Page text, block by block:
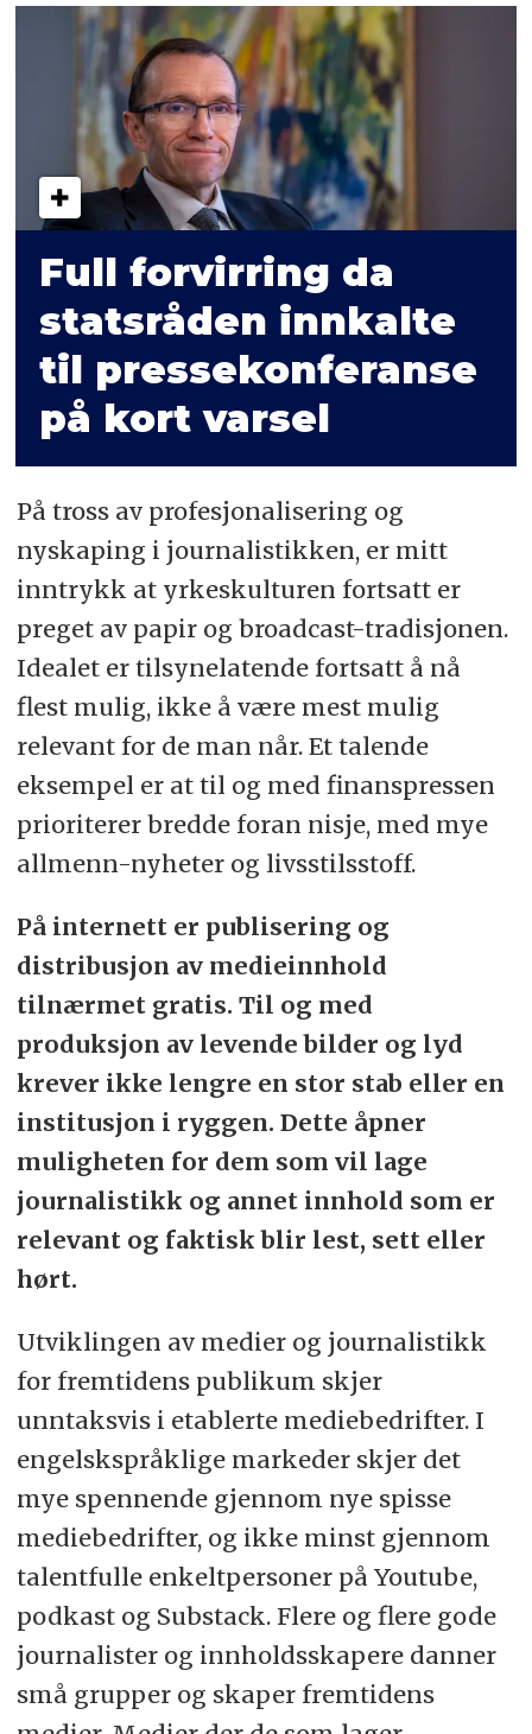
Full forvirring da
statsråden innkalte
til pressekonferanse
på kort varsel
På tross av profesjonalisering og
nyskaping i journalistikken, er mitt
inntrykk at yrkeskulturen fortsatt er
preget av papir og broadcast-tradisjonen.
Idealet er tilsynelatende fortsatt å nå
flest mulig, ikke å være mest mulig
relevant for de man når. Et talende
eksempel er at til og med finanspressen
prioriterer bredde foran nisje, med mye
allmenn-nyheter og livsstilsstoff.
På internett er publisering og
distribusjon av medieinnhold
tilnærmet gratis. Til og med
produksjon av levende bilder og lyd
krever ikke lengre en stor stab eller en
institusjon i ryggen. Dette åpner
muligheten for dem som vil lage
journalistikk og annet innhold som er
relevant og faktisk blir lest, sett eller
hørt.
Utviklingen av medier og journalistikk
for fremtidens publikum skjer
unntaksvis i etablerte mediebedrifter. I
engelskspråklige markeder skjer det
mye spennende gjennom nye spisse
mediebedrifter, og ikke minst gjennom
talentfulle enkeltpersoner på Youtube,
podkast og Substack. Flere og flere gode
journalister og innholdsskapere danner
små grupper og skaper fremtidens